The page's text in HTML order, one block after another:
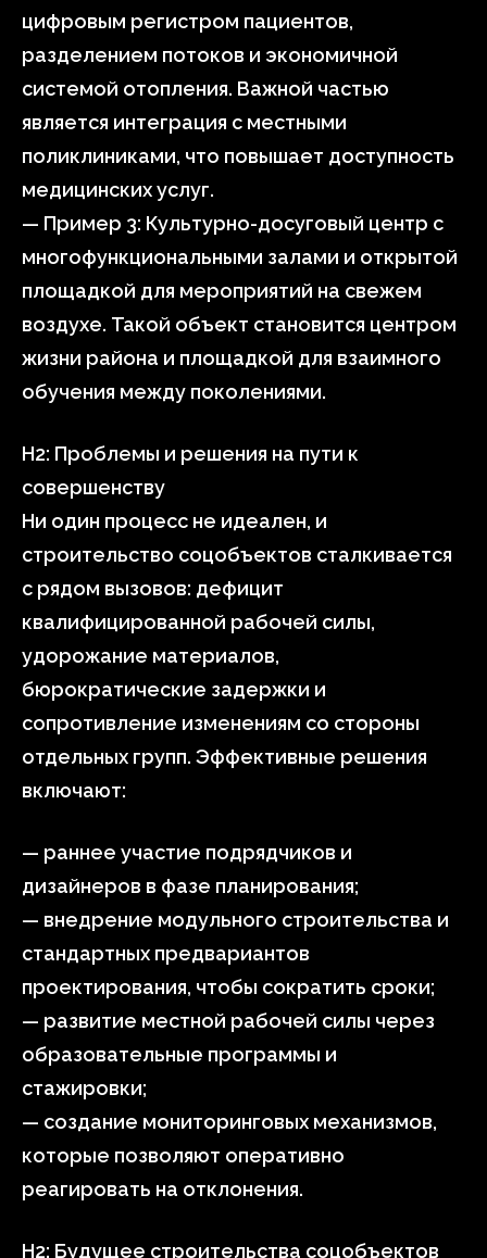
цифровым регистром пациентов,
разделением потоков и экономичной
системой отопления. Важной частью
является интеграция с местными
поликлиниками, что повышает доступность
медицинских услуг.
— Пример 3: Культурно-досуговый центр с
многофункциональными залами и открытой
площадкой для мероприятий на свежем
воздухе. Такой объект становится центром
жизни района и площадкой для взаимного
обучения между поколениями.
H2: Проблемы и решения на пути к
совершенству
Ни один процесс не идеален, и
строительство соцобъектов сталкивается
с рядом вызовов: дефицит
квалифицированной рабочей силы,
удорожание материалов,
бюрократические задержки и
сопротивление изменениям со стороны
отдельных групп. Эффективные решения
включают:
— раннее участие подрядчиков и
дизайнеров в фазе планирования;
— внедрение модульного строительства и
стандартных предвариантов
проектирования, чтобы сократить сроки;
— развитие местной рабочей силы через
образовательные программы и
стажировки;
— создание мониторинговых механизмов,
которые позволяют оперативно
реагировать на отклонения.
H2: Будущее строительства соцобъектов